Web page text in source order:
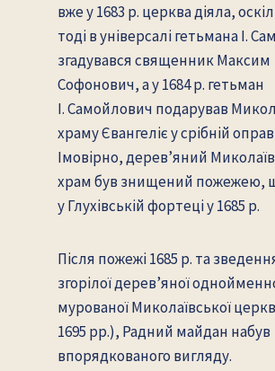
вже у 1683 р. церква діяла,
тоді в універсалі гетьмана І.
згадувався священник Максим
Софонович, а у 1684 р. гетьман
І. Самойлович подарував
храму Євангеліє у срібній
Імовірно, дерев’яний
храм був знищений пожежею,
у Глухівській фортеці у 1685 р.
Після пожежі 1685 р. та
згорілої дерев’яної
мурованої Миколаївської
1695 рр.), Радний майдан набув
впорядкованого вигляду.